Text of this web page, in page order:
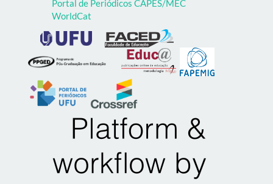
Portal de Periódicos CAPES/MEC
WorldCat